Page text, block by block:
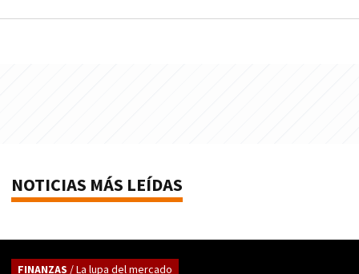
NOTICIAS MÁS LEÍDAS
FINANZAS / La lupa del mercado